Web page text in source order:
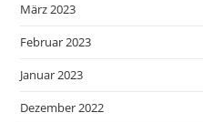
März 2023
Februar 2023
Januar 2023
Dezember 2022